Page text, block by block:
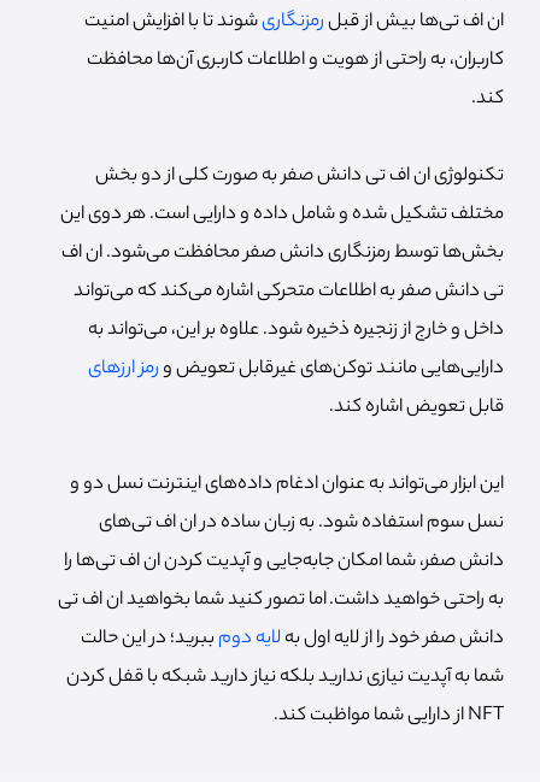
ان اف تی‌ها بیش از قبلرمزنگاریشوند تا با افزایش امنیت
کاربران، به راحتی از هویت و اطلاعات کاربری آن‌ها محافظت
کند.
تکنولوژی ان اف تی دانش صفر به صورت کلی از دو بخش
مختلف تشکیل شده و شامل داده و دارایی است. هر دوی این
بخش‌ها توسط رمزنگاری دانش صفر محافظت می‌شود.ان اف
تی دانش صفر به اطلاعات متحرکی اشاره می‌کند که می‌تواند
داخل و خارج از زنجیره ذخیره شود. علاوه بر این، می‌تواند به
دارایی‌هایی مانند توکن‌های غیرقابل تعویض ورمز ارزهای
قابل تعویض اشاره کند.
این ابزار می‌تواند به عنوان ادغام داده‌های اینترنت نسل دو و
نسل سوم استفاده شود. به زبان ساده در ان اف تی‌های
دانش صفر، شما امکان جابه‌جایی و آپدیت کردن ان اف تی‌ها را
به راحتی خواهید داشت.اما تصور کنید شما بخواهید ان اف تی
دانش صفر خود را از لایه اول بهلایه دومببرید؛ در این حالت
شما به آپدیت نیازی ندارید بلکه نیاز دارید شبکه با قفل کردن
NFT از دارایی شما مواظبت کند.